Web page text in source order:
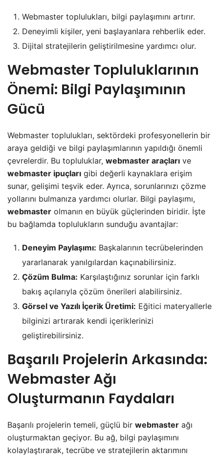
Webmaster toplulukları, bilgi paylaşımını artırır.
Deneyimli kişiler, yeni başlayanlara rehberlik eder.
Dijital stratejilerin geliştirilmesine yardımcı olur.
Webmaster Topluluklarının
Önemi: Bilgi Paylaşımının
Gücü
Webmaster toplulukları, sektördeki profesyonellerin bir
araya geldiği ve bilgi paylaşımlarının yapıldığı önemli
çevrelerdir. Bu topluluklar, webmaster araçları ve
webmaster ipuçları gibi değerli kaynaklara erişim
sunar, gelişimi teşvik eder. Ayrıca, sorunlarınızı çözme
yollarını bulmanıza yardımcı olurlar. Bilgi paylaşımı,
webmaster olmanın en büyük güçlerinden biridir. İşte
bu bağlamda toplulukların sunduğu avantajlar:
Deneyim Paylaşımı: Başkalarının tecrübelerinden
yararlanarak yanılgılardan kaçınabilirsiniz.
Çözüm Bulma: Karşılaştığınız sorunlar için farklı
bakış açılarıyla çözüm önerileri alabilirsiniz.
Görsel ve Yazılı İçerik Üretimi: Eğitici materyallerle
bilginizi artırarak kendi içeriklerinizi
geliştirebilirsiniz.
Başarılı Projelerin Arkasında:
Webmaster Ağı
Oluşturmanın Faydaları
Başarılı projelerin temeli, güçlü bir webmaster ağı
oluşturmaktan geçiyor. Bu ağ, bilgi paylaşımını
kolaylaştırarak, tecrübe ve stratejilerin aktarımını